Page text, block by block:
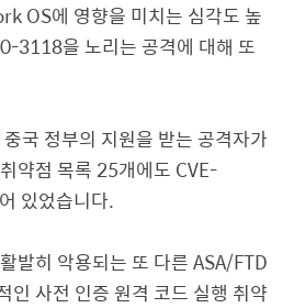
OS에 영향을 미치는 심각도 높
3118을 노리는 공격에 대해 또
국 정부의 지원을 받는 공격자가
약점 목록 25개에도 CVE-
있었습니다.
발히 악용되는 또 다른ASA/FTD
인 사전 인증 원격 코드 실행 취약